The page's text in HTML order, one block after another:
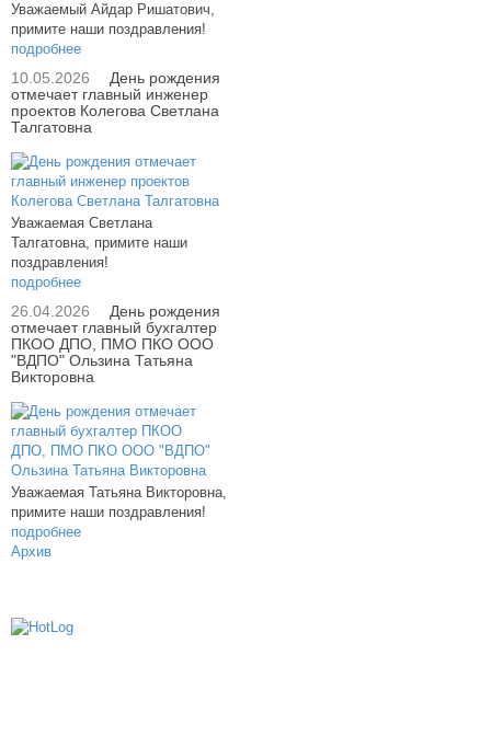
Уважаемый Айдар Ришатович,
примите наши поздравления!
подробнее
10.05.2026
День рождения
отмечает главный инженер
проектов Колегова Светлана
Талгатовна
Уважаемая Светлана
Талгатовна, примите наши
поздравления!
подробнее
26.04.2026
День рождения
отмечает главный бухгалтер
ПКОО ДПО, ПМО ПКО ООО
"ВДПО" Ользина Татьяна
Викторовна
Уважаемая Татьяна Викторовна,
примите наши поздравления!
подробнее
Архив